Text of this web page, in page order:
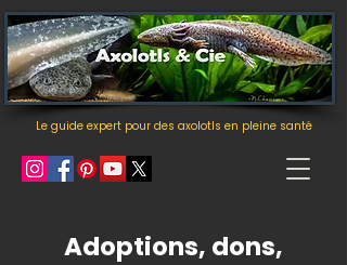
Le guide expert pour des axolotls en pleine santé
Adoptions, dons,